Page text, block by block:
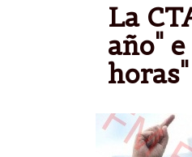
La
año"
horas"